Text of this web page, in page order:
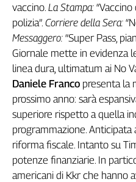
Talk
La
settimana
Collettiva
Girasoli
Il
Sassolino
Linea
Economica
Tech
It
vaccino. La Stampa:
polizia”. Corriere della Sera:
Messaggero: “Super Pass,
Giornale mette in evidenza
linea dura, ultimatum ai No
Daniele Franco presenta la
prossimo anno: sarà
superiore rispetto a quella
programmazione.
riforma fiscale. Intanto su
potenze finanziarie. In
americani di Kkr che hanno